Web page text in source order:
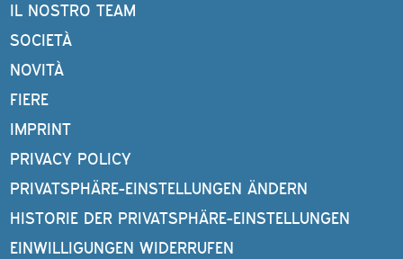
IL NOSTRO TEAM
SOCIETÀ
NOVITÀ
FIERE
IMPRINT
PRIVACY POLICY
PRIVATSPHÄRE-EINSTELLUNGEN ÄNDERN
HISTORIE DER PRIVATSPHÄRE-EINSTELLUNGEN
EINWILLIGUNGEN WIDERRUFEN